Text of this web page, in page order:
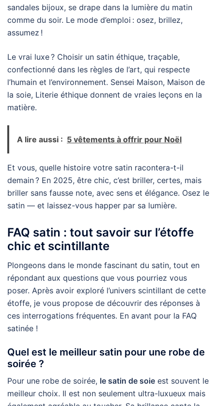
sandales bijoux, se drape dans la lumière du matin
comme du soir. Le mode d’emploi : osez, brillez,
assumez !
Le vrai luxe ? Choisir un satin éthique, traçable,
confectionné dans les règles de l’art, qui respecte
l’humain et l’environnement. Sensei Maison, Maison de
la soie, Literie éthique donnent de vraies leçons en la
matière.
A lire aussi : 5 vêtements à offrir pour Noël
Et vous, quelle histoire votre satin racontera-t-il
demain ? En 2025, être chic, c’est briller, certes, mais
briller sans fausse note, avec sens et élégance. Osez le
satin — et laissez-vous happer par sa lumière.
FAQ satin : tout savoir sur l’étoffe
chic et scintillante
Plongeons dans le monde fascinant du satin, tout en
répondant aux questions que vous pourriez vous
poser. Après avoir exploré l’univers scintillant de cette
étoffe, je vous propose de découvrir des réponses à
ces interrogations fréquentes. En avant pour la FAQ
satinée !
Quel est le meilleur satin pour une robe de
soirée ?
Pour une robe de soirée, le satin de soie est souvent le
meilleur choix. Il est non seulement ultra-luxueux mais